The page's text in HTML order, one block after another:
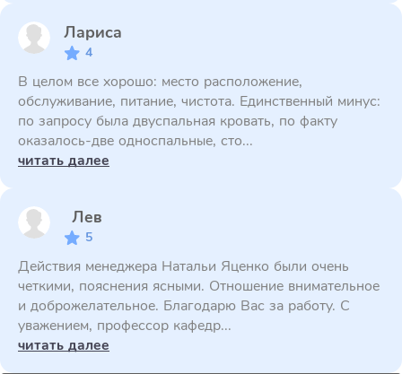
Лариса
4
В целом все хорошо: место расположение,
обслуживание, питание, чистота. Единственный минус:
по запросу была двуспальная кровать, по факту
оказалось-две односпальные, сто...
читать далее
Лев
5
Действия менеджера Натальи Яценко были очень
четкими, пояснения ясными. Отношение внимательное
и доброжелательное. Благодарю Вас за работу. С
уважением, профессор кафедр...
читать далее